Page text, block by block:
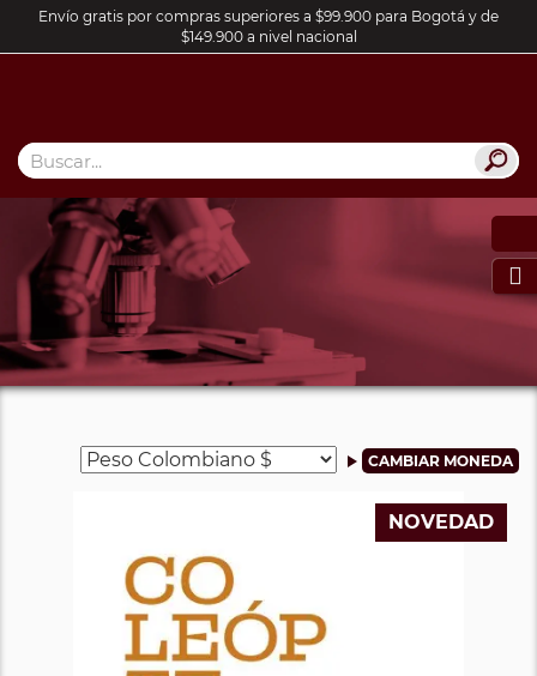
Envío gratis por compras superiores a $99.900 para Bogotá y de
$149.900 a nivel nacional

NOVEDAD